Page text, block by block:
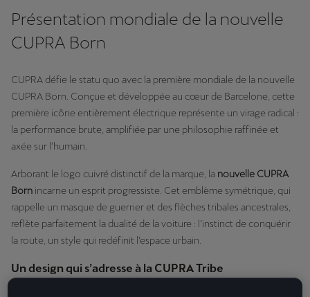
Présentation mondiale de la nouvelle
CUPRA Born
CUPRA défie le statu quo avec la première mondiale de la nouvelle
CUPRA Born. Conçue et développée au cœur de Barcelone, cette
première icône entièrement électrique représente un virage radical :
la performance brute, amplifiée par une philosophie raffinée et
axée sur l’humain.
Arborant le logo cuivré distinctif de la marque, la nouvelle CUPRA
Born incarne un esprit progressiste. Cet emblème symétrique, qui
rappelle un masque de guerrier et des flèches tribales ancestrales,
reflète parfaitement la dualité de la voiture : l’instinct de conquérir
la route, un style qui redéfinit l’espace urbain.
Un design qui s’adresse à la CUPRA Tribe